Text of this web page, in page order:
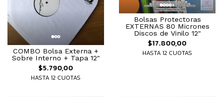
COMBO Bolsa Externa +
Sobre Interno + Tapa 12"
$5.790,00
HASTA 12 CUOTAS
Bolsas Protectoras
EXTERNAS 80 Micrones
Discos de Vinilo 12"
$17.800,00
HASTA 12 CUOTAS